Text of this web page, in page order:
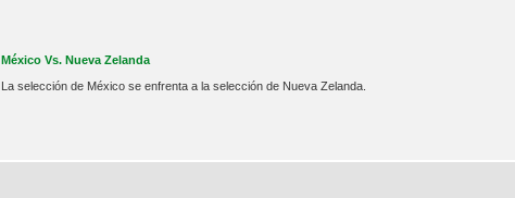
México Vs. Nueva Zelanda
La selección de México se enfrenta a la selección de Nueva Zelanda.